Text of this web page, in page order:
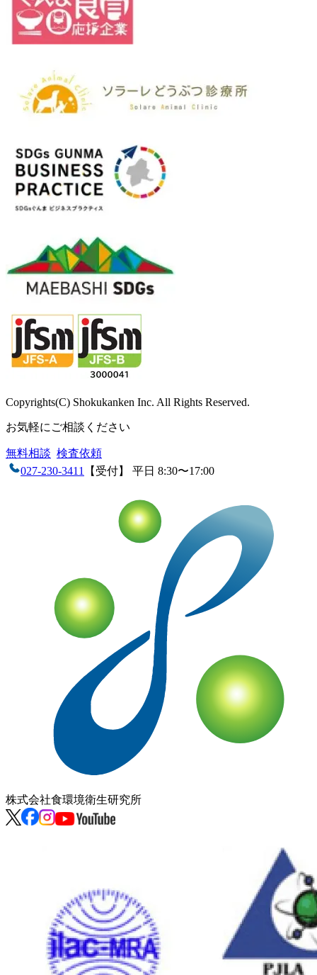
Copyrights(C) Shokukanken Inc. All Rights Reserved.
お気軽にご相談ください
無料相談 検査依頼
027-230-3411 【受付】 平日 8:30〜17:00
株式会社食環境衛生研究所